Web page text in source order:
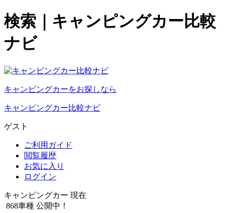
検索｜キャンピングカー比較
ナビ
キャンピングカーをお探しなら
キャンピングカー比較ナビ
ゲスト
ご利用ガイド
閲覧履歴
お気に入り
ログイン
キャンピングカー 現在
868車種 公開中！